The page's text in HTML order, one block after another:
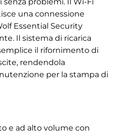
una connessione
Essential Security
Il sistema di ricarica
il rifornimento di
rendendola
per la stampa di
e ad alto volume con